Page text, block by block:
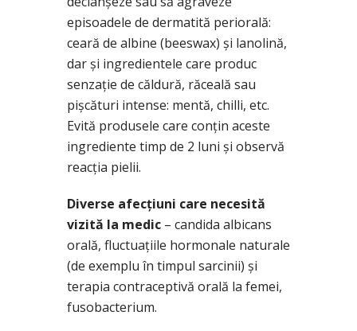
episoadele de dermatită periorală:
ceară de albine (beeswax) și lanolină,
dar și ingredientele care produc
senzație de căldură, răceală sau
pișcături intense: mentă, chilli, etc.
Evită produsele care conțin aceste
ingrediente timp de 2 luni și observă
reacția pielii.
Diverse afecțiuni care necesită
vizită la medic – candida albicans
orală, fluctuațiile hormonale naturale
(de exemplu în timpul sarcinii) și
terapia contraceptivă orală la femei,
fusobacterium.